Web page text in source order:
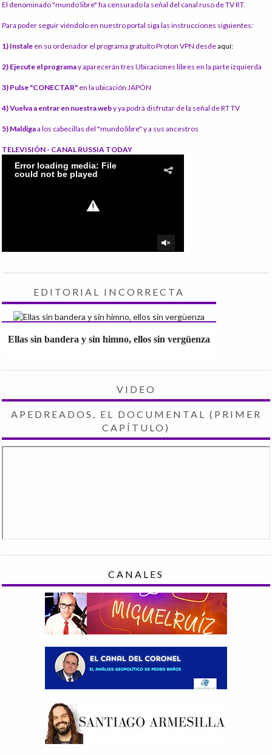
El denominado "mundo libre" ha censurado la señal del canal ruso de TV RT.
Para poder seguir viéndolo en nuestro portal siga las instrucciones siguientes:
1) Instale en su ordenador el programa gratuito Proton VPN desdeaquí:
2) Ejecute el programay aparecerán tres Ubicaciones libres en la parte izquierda
3) Pulse "CONECTAR" en la ubicación JAPÓN
4) Vuelva a entrar en nuestra weby ya podrá disfrutar de la señal de RT TV
5) Maldigaa los cabecillas del "mundo libre" y a sus ancestros
TELEVISIÓN - CANAL RUSSIA TODAY
EDITORIAL INCORRECTA
Ellas sin bandera y sin himno, ellos sin vergüenza
VIDEO
APEDREADOS, EL DOCUMENTAL (PRIMER
CAPÍTULO)
CANALES